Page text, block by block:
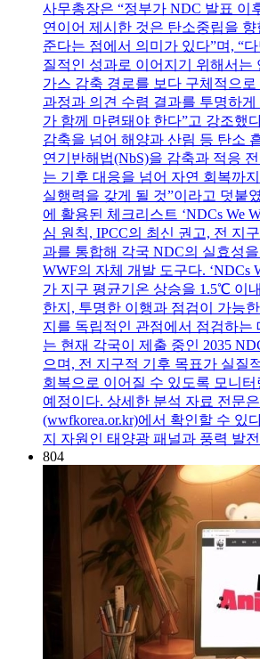
사무총장은 “정부가 NDC 발표 이
연이어 제시한 것은 탄소중립을
준다는 점에서 의미가 있다”며, “
질적인 성과로 이어지기 위해서는
가스 감축 경로를 보다 구체적으
과정과 의견 수렴 결과를 투명하게
가 함께 마련돼야 한다”고 강조했
감축을 넘어 해양과 산림 등 탄소
연기반해법(NbS)을 감축과 적응
는 기후 대응을 넘어 자연 회복까
실행력을 갖게 될 것”이라고 덧붙
에 활용된 체크리스트 ‘NDCs We
심 원칙, IPCC의 최신 권고, 전 지
과를 통합해 각국 NDC의 실효성
WWF의 자체 개발 도구다. ‘NDCs
가 지구 평균기온 상승을 1.5℃ 이
한지, 투명한 이행과 점검이 가능
지를 독립적인 관점에서 점검하는
는 현재 각국이 제출 중인 2035
으며, 전 지구적 기후 목표가 실질
회복으로 이어질 수 있도록 모니
예정이다. 상세한 분석 자료 전문
(wwfkorea.or.kr)에서 확인할 수 있
지 자원인 태양광 패널과 풍력 발
804